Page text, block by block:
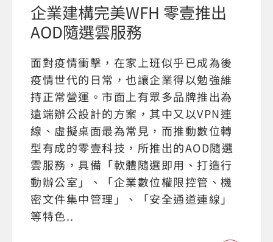
企業建構完美WFH 零壹推出
AOD隨選雲服務
面對疫情衝擊，在家上班似乎已成為後
疫情世代的日常，也讓企業得以勉強維
持正常營運。市面上有眾多品牌推出為
遠端辦公設計的方案，其中又以VPN連
線、虛擬桌面最為常見，而推動數位轉
型有成的零壹科技，所推出的AOD隨選
雲服務，具備「軟體隨選即用、打造行
動辦公室」、「企業數位權限控管、機
密文件集中管理」、「安全通道連線」
等特色..